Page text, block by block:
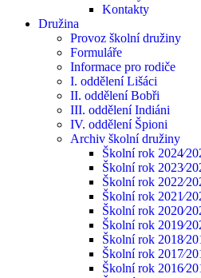
Kontakty
Družina
Provoz školní družiny
Formuláře
Informace pro rodiče
I. oddělení Lišáci
II. oddělení Bobři
III. oddělení Indiáni
IV. oddělení Špioni
Archiv školní družiny
Školní rok
Školní rok
Školní rok
Školní rok
Školní rok
Školní rok
Školní rok
Školní rok
Školní rok